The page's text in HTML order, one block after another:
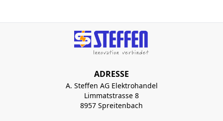
ADRESSE
A. Steffen AG Elektrohandel
Limmatstrasse 8
8957 Spreitenbach